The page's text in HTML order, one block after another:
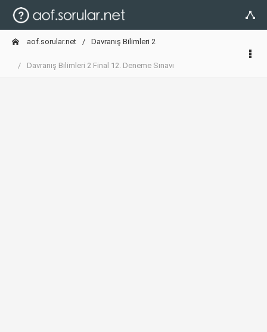
aof.sorular.net Davranış Bilimleri 2
Davranış Bilimleri 2 Final 12. Deneme Sınavı